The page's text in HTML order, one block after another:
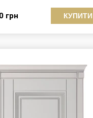
грн КУПИТИ